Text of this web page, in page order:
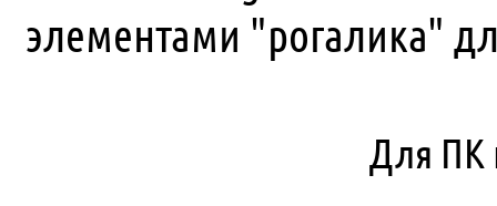
элементами "рогалика"
Для ПК